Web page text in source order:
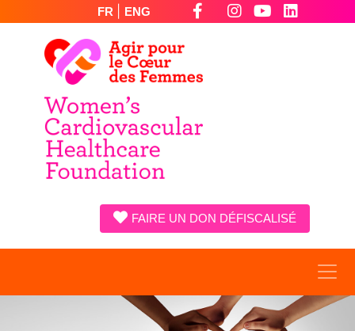
FR ENG
FAIRE UN DON DÉFISCALISÉ